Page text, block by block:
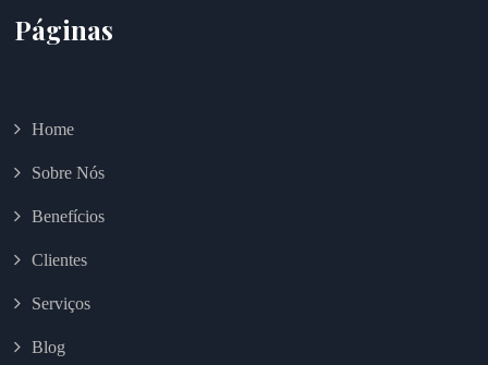
Páginas
Home
Sobre Nós
Benefícios
Clientes
Serviços
Blog